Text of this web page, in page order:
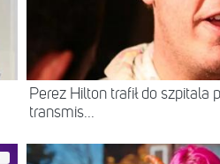
Perez Hilton trafił do szpitala
transmis...